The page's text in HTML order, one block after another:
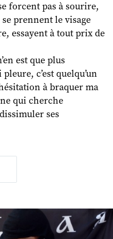
forcent pas à sourire,
prennent le visage
essayent à tout prix de
est que plus
c’est quelqu’un
à braquer ma
qui cherche
ses